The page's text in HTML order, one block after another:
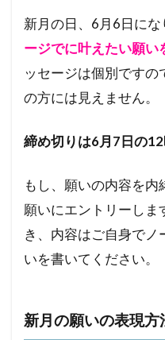
新月の日、6月6日にな
ージでに叶えたい願い
ッセージは個別です
の方には見えません。
締め切りは6月7日の12
もし、願いの内容を
願いにエントリーしま
き、内容はご自身で
いを書いてください。
新月の願いの表現方